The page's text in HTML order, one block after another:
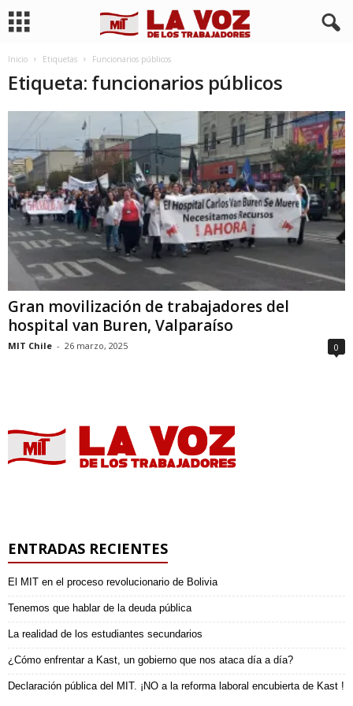
Inicio Etiquetas Funcionarios públicos
Etiqueta: funcionarios públicos
Gran movilización de trabajadores del
hospital van Buren, Valparaíso
MIT Chile - 26 marzo, 2025 0
ENTRADAS RECIENTES
El MIT en el proceso revolucionario de Bolivia
Tenemos que hablar de la deuda pública
La realidad de los estudiantes secundarios
¿Cómo enfrentar a Kast, un gobierno que nos ataca día a día?
Declaración pública del MIT. ¡NO a la reforma laboral encubierta de Kast !